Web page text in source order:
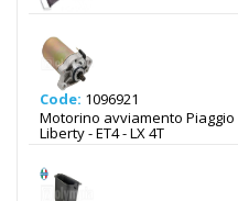
Code: 1096921
Motorino avviamento Piaggio
Liberty - ET4 - LX 4T